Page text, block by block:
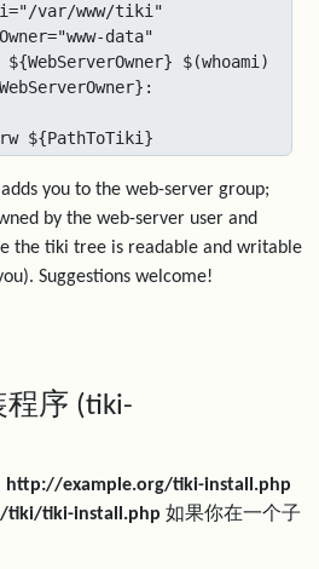
var/www/tiki"
data"
$(whoami)
${PathToTiki}
you to the web-server group;
by the web-server user and
the tiki tree is readable and writable
Suggestions welcome!
程序 (tiki-
http://example.org/tiki-install.php
tiki/tiki-install.php 如果你在一个子